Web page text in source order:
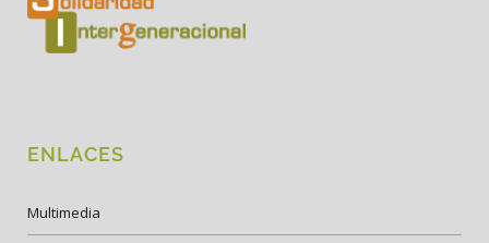
ENLACES
Multimedia